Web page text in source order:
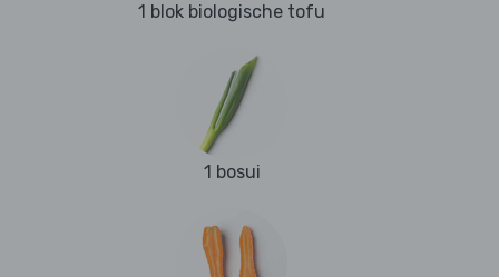
1 blok biologische tofu
1 bosui